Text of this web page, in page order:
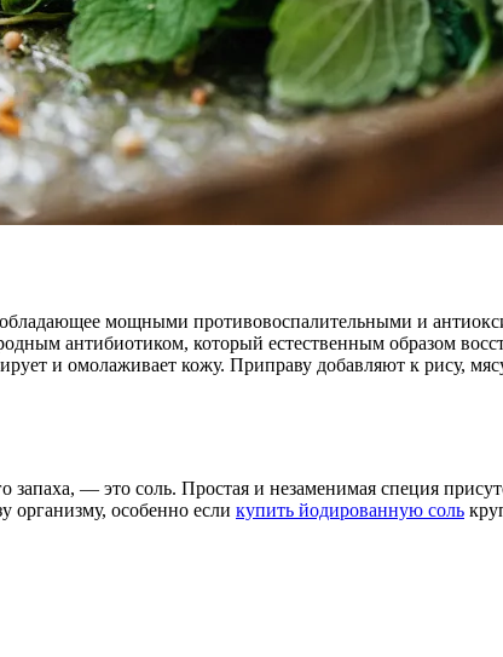
мощными противовоспалительными и
антибиотиком, который естественным образом
и омолаживает кожу. Приправу добавляют к рису,
— это соль. Простая и незаменимая специя
особенно если купить йодированную соль